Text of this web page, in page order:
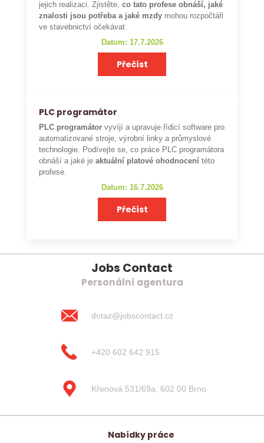
jejich realizaci. Zjistěte,co tato profese obnáší, jaké
znalosti jsou potřeba a jaké mzdy mohou rozpočtáři
ve stavebnictví očekávat.
Datum: 17.7.2026
Přečíst
PLC programátor
PLC programátor vyvíjí a upravuje řídicí software pro
automatizované stroje, výrobní linky a průmyslové
technologie. Podívejte se, co práce PLC programátora
obnáší a jaké je aktuální platové ohodnocení této
profese.
Datum: 16.7.2026
Přečíst
Jobs Contact
Personální agentura
dotaz@jobscontact.cz
+420 602 642 915
Křenová 531/69a, 602 00 Brno
Nabídky práce